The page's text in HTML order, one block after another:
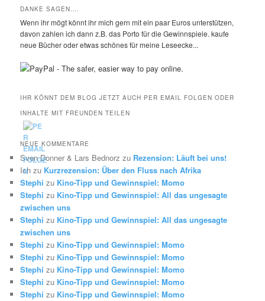
DANKE SAGEN….
Wenn ihr mögt könnt ihr mich gern mit ein paar Euros unterstützen,
davon zahlen ich dann z.B. das Porto für die Gewinnspiele. kaufe
neue Bücher oder etwas schönes für meine Leseecke...
IHR KÖNNT DEM BLOG JETZT AUCH PER EMAIL FOLGEN ODER
INHALTE MIT FREUNDEN TEILEN
NEUE KOMMENTARE
Sven Donner & Lars Bednorz zu Rezension: Läuft bei uns!
Ich zu Kurzrezension: Über den Fluss nach Afrika
Stephi zu Kino-Tipp und Gewinnspiel: Momo
Stephi zu Kino-Tipp und Gewinnspiel: All das ungesagte
zwischen uns
Stephi zu Kino-Tipp und Gewinnspiel: All das ungesagte
zwischen uns
Stephi zu Kino-Tipp und Gewinnspiel: Momo
Stephi zu Kino-Tipp und Gewinnspiel: Momo
Stephi zu Kino-Tipp und Gewinnspiel: Momo
Stephi zu Kino-Tipp und Gewinnspiel: Momo
Stephi zu Kino-Tipp und Gewinnspiel: Momo